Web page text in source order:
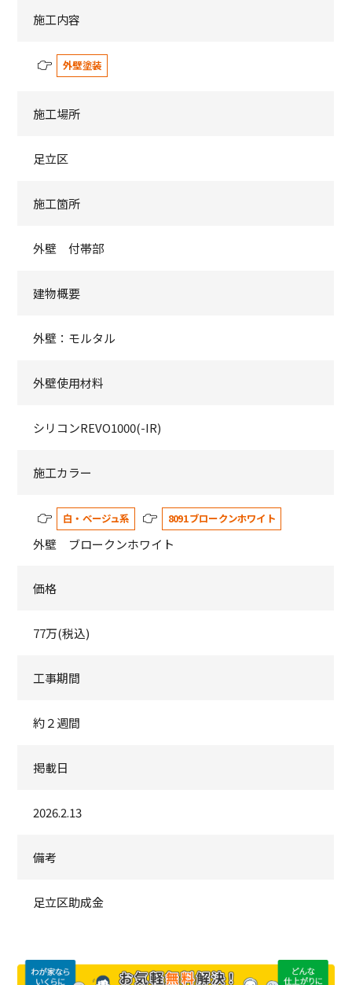
施工内容
外壁塗装
施工場所
足立区
施工箇所
外壁 付帯部
建物概要
外壁：モルタル
外壁使用材料
シリコンREVO1000(-IR)
施工カラー
白・ベージュ系 8091 ブロークンホワイト
外壁 ブロークンホワイト
価格
77万(税込)
工事期間
約２週間
掲載日
2026.2.13
備考
足立区助成金